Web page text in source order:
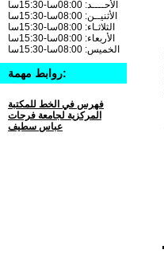
الأحــــد: 08:00سا-15:30سا
الأثنيــن: 08:00سا-15:30سا
الثلاثـاء: 08:00سا-15:30سا
الأربعاء: 08:00سا-15:30سا
الخميس: 08:00سا-15:30سا
روابط مهمة:
فهرس في الخط للمكتبة
المركزية لجامعة فرحات
عباس سطيف